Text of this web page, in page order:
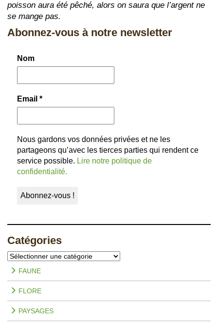
poisson aura été pêché, alors on saura que l’argent ne
se mange pas.
Abonnez-vous à notre newsletter
Nom
Email *
Nous gardons vos données privées et ne les
partageons qu’avec les tierces parties qui rendent ce
service possible. Lire notre politique de
confidentialité.
Catégories
Catégories
FAUNE
FLORE
PAYSAGES